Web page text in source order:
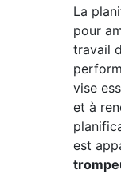
La
pour
travail
vise
et à
est